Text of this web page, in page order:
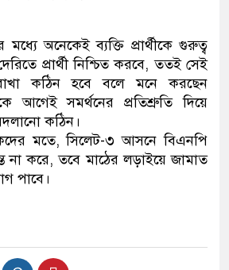
অনেকেই ব্যক্তি প্রার্থীকে গুরুত্ব
প্রার্থী নিশ্চিত করবে, ততই সেই
কঠিন হবে বলে মনে করছেন
আগেই সমর্থনের প্রতিশ্রুতি দিয়ে
কঠিন।
মতে, সিলেট-৩ আসনে বিএনপি
না করে, তবে মাঠের লড়াইয়ে জামাত
পাবে।